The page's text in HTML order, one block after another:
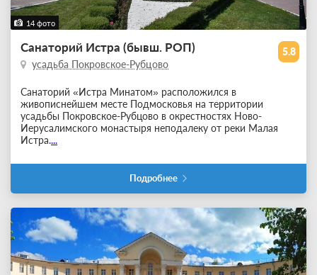
14 фото
5.8
Санаторий Истра (бывш. РОП)
усадьба Покровское-Рубцово
Санаторий «Истра Минатом» расположился в
живописнейшем месте Подмосковья на территории
усадьбы Покровское-Рубцово в окрестностях Ново-
Иерусалимского монастыря неподалеку от реки Малая
Истра....
Подробнее